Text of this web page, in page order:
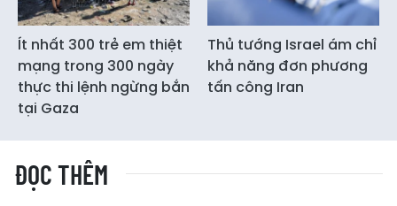
Ít nhất 300 trẻ em thiệt
mạng trong 300 ngày
thực thi lệnh ngừng bắn
tại Gaza
Thủ tướng Israel ám chỉ
khả năng đơn phương
tấn công Iran
ĐỌC THÊM